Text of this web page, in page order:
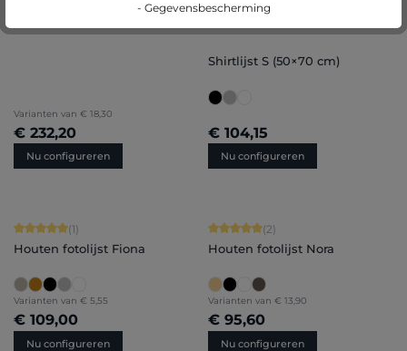
Varianten van € 18,30
€ 232,20
Nu configureren
Shirtlijst S (50×70 cm)
€ 104,15
Nu configureren
Gemiddelde waardering van 5 van 5 sterren
(1)
Houten fotolijst Fiona
Varianten van € 5,55
€ 109,00
Nu configureren
Gemiddelde waardering van 5 van 5
(2)
Houten fotolijst Nora
Varianten van € 13,90
€ 95,60
Nu configureren
- Gegevensbescherming